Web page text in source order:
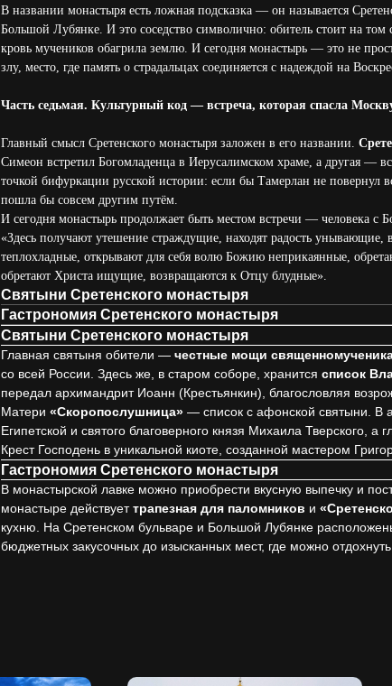
В названии монастыря есть ложная подсказка — он называется
Большой Лубянке. И это соседство символично: обитель стоит на
кровь мучеников обагрила землю. И сегодня монастырь — это не
злу, место, где память о страдальцах соединяется с надеждой на
Часть седьмая. Культурный код — встреча, которая спасла
Главный смысл Сретенского монастыря заложен в его названии.
Симеон встретил Богомладенца в Иерусалимском храме, а другая —
точкой бифуркации русской истории: если бы Тамерлан не повернул
пошла бы совсем другим путём.
И сегодня монастырь продолжает быть местом встречи — человека с
«Здесь получают утешение страждущие, находят радость унывающие,
теплохладные, открывают для себя волю Божию неприкаянные,
обретают Христа ищущие, возвращаются к Отцу блудные».
Святыни Сретенского монастыря
Гастрономия Сретенского монастыря
Святыни Сретенского монастыря
Главная святыня обители — честные мощи
со всей России. Здесь же, в старом соборе, хранится список
передал архимандрит Иоанн (Крестьянкин), благословляя
Матери «Скоропослушница» — список с афонской святыни. В
Египетской и святого благоверного князя Михаила Тверского,
Крест Господень в уникальной киоте, созданной мастером
Гастрономия Сретенского монастыря
В монастырской лавке можно приобрести вкусную выпечку и
монастыре действуеттрапезная для паломников и
кухню. На Сретенском бульваре и Большой Лубянке
бюджетных закусочных до изысканных мест, где можно